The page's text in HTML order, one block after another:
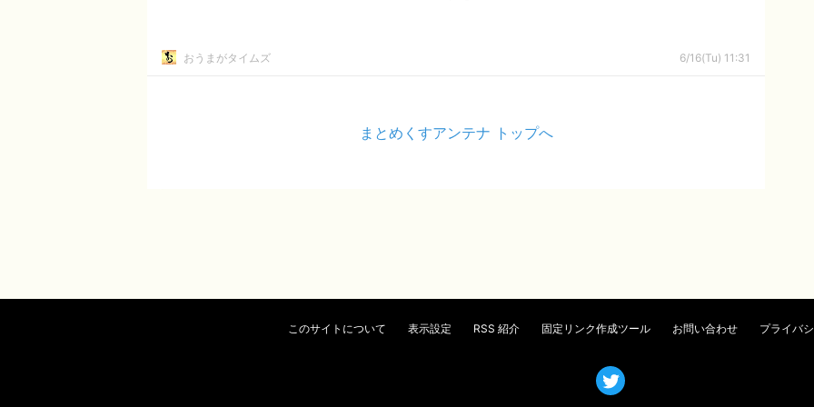
おうまがタイムズ 6/16(Tu) 11:31
まとめくすアンテナ トップへ
このサイトについて 表示設定 RSS 紹介 固定リンク作成ツール お問い合わせ プライバ